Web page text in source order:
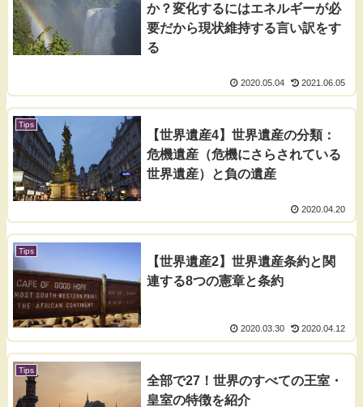
か？変化するにはエネルギーが必
要だから現状維持する言い訳をす
る
2020.05.04 2021.06.05
Tips
【世界遺産4】世界遺産の分類：
危機遺産（危機にさらされている
世界遺産）と負の遺産
2020.04.20
Tips
【世界遺産2】世界遺産条約と関
連する8つの憲章と条約
2020.03.30 2020.04.12
Tips
全部で27！世界のすべての王室・
皇室の特徴を紹介